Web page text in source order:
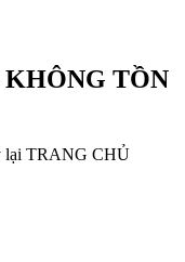
KHÔNG TỒN
lại TRANG CHỦ